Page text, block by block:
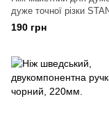
дуже точної різки
190 грн